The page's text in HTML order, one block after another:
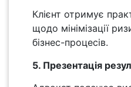
Клієнт отримує
щодо мінімізації
бізнес-процесів.
5. Презентація